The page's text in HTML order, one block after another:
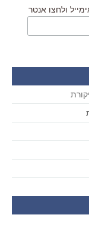
ולחצו אנטר